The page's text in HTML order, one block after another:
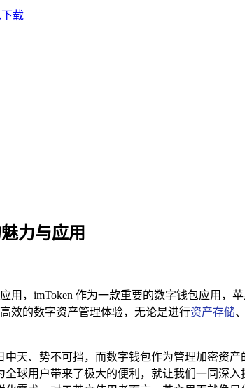
力与应用
用，imToken 作为一款重要的数字钱包应用，
效的数字资产管理体验，无论是进行资产存储
天、势不可挡，而数字钱包作为管理加密资
球用户带来了极大的便利，就让我们一同深